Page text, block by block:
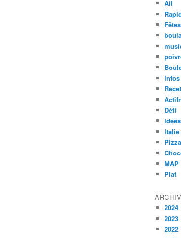
Ail
Fêtes
Infos
Défi
Italie
Pizza
MAP
Plat
2024
2023
2022